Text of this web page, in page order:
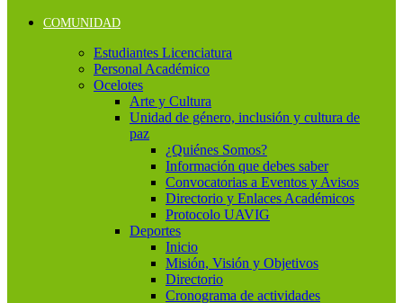
COMUNIDAD
Estudiantes Licenciatura
Personal Académico
Ocelotes
Arte y Cultura
Unidad de género, inclusión y cultura de
paz
¿Quiénes Somos?
Información que debes saber
Convocatorias a Eventos y Avisos
Directorio y Enlaces Académicos
Protocolo UAVIG
Deportes
Inicio
Misión, Visión y Objetivos
Directorio
Cronograma de actividades